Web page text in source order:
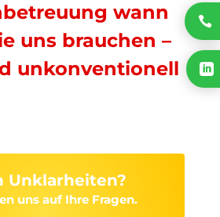
wann
uns brauchen –
unkonventionell
Unklarheiten?
uns auf Ihre Fragen.

